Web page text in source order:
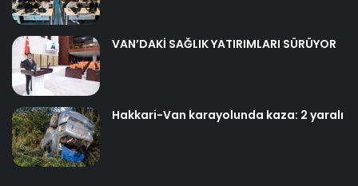
VAN’DAKİ SAĞLIK YATIRIMLARI SÜRÜYOR
Hakkari-Van karayolunda kaza: 2 yaralı